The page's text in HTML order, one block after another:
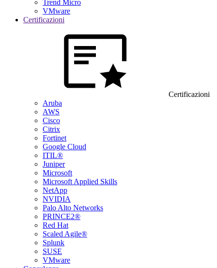
Trend Micro
VMware
Certificazioni
Certificazioni
Aruba
AWS
Cisco
Citrix
Fortinet
Google Cloud
ITIL®
Juniper
Microsoft
Microsoft Applied Skills
NetApp
NVIDIA
Palo Alto Networks
PRINCE2®
Red Hat
Scaled Agile®
Splunk
SUSE
VMware